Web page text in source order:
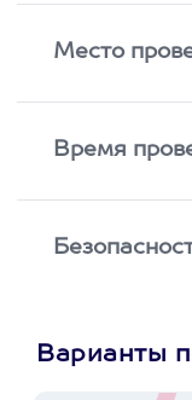
Место
Время
Варианты